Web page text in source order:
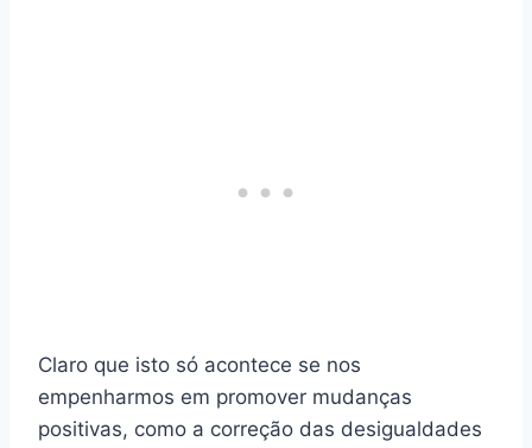
Claro que isto só acontece se nos
empenharmos em promover mudanças
positivas, como a correção das desigualdades